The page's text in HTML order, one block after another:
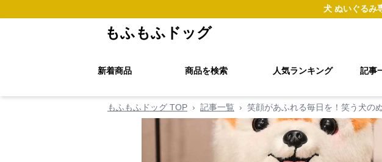
犬 ぬいぐるみ
もふもふドッグ
新着商品 商品を検索 人気ランキング 記事
もふもふドッグ TOP › 記事一覧 › 笑顔があふれる毎日を！笑う犬の